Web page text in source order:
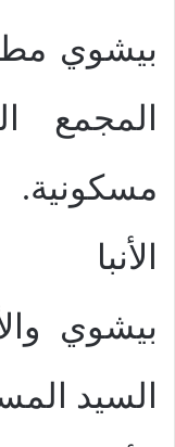
بيشوي
المجمع
مسكونية.
الأنبا
بيشوي
السيد